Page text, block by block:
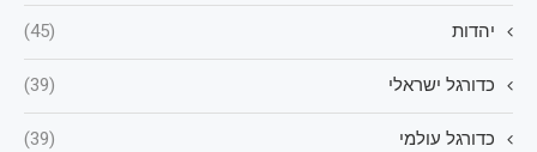
יהדות (45)
כדורגל ישראלי (39)
כדורגל עולמי (39)